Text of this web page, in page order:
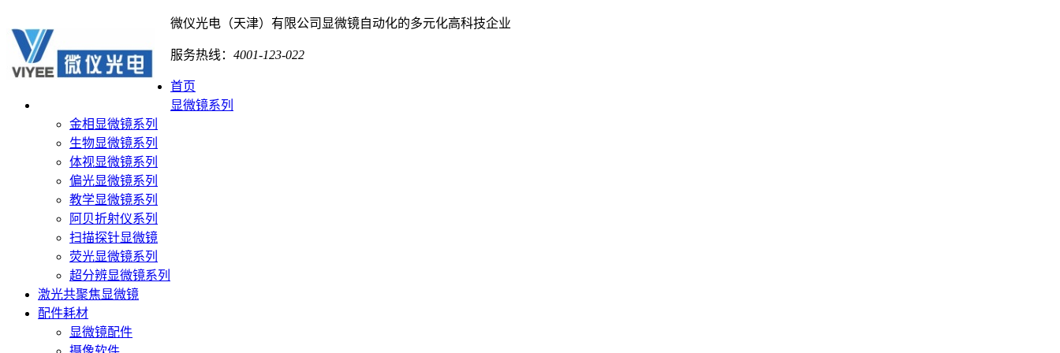
微仪光电（天津）有限公司 显微镜自动化的多元化高科技企业
服务热线： 4001-123-022
首页
显微镜系列
金相显微镜系列
生物显微镜系列
体视显微镜系列
偏光显微镜系列
教学显微镜系列
阿贝折射仪系列
扫描探针显微镜
荧光显微镜系列
超分辨显微镜系列
激光共聚焦显微镜
配件耗材
显微镜配件